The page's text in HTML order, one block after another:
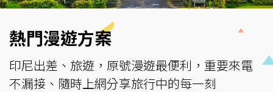
熱門漫遊方案
印尼出差、旅遊，原號漫遊最便利，重要來電
不漏接、隨時上網分享旅行中的每一刻